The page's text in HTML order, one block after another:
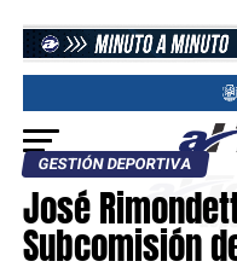
GESTIÓN DEPORTIVA
José
Subcomisión